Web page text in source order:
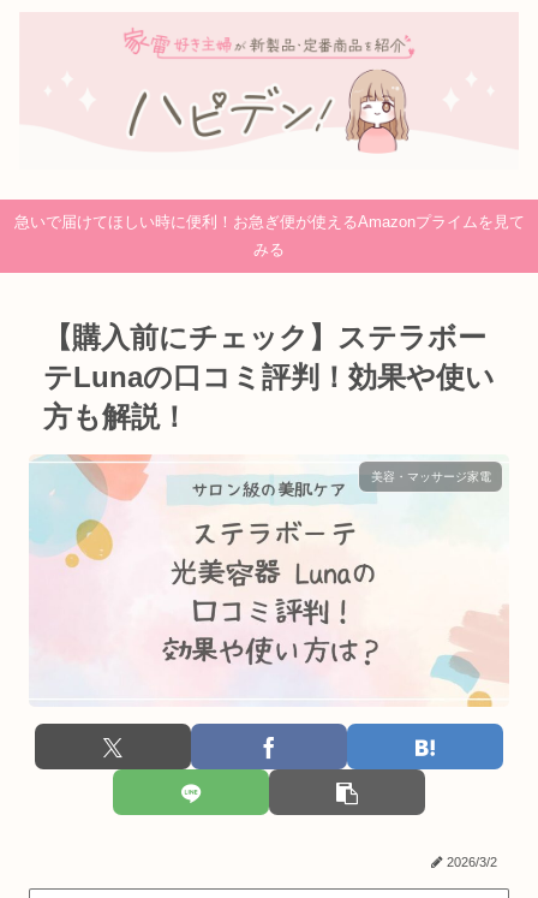
急いで届けてほしい時に便利！お急ぎ便が使えるAmazonプライムを見て
みる
【購入前にチェック】ステラボー
テLunaの口コミ評判！効果や使い
方も解説！
美容・マッサージ家電
2026/3/2